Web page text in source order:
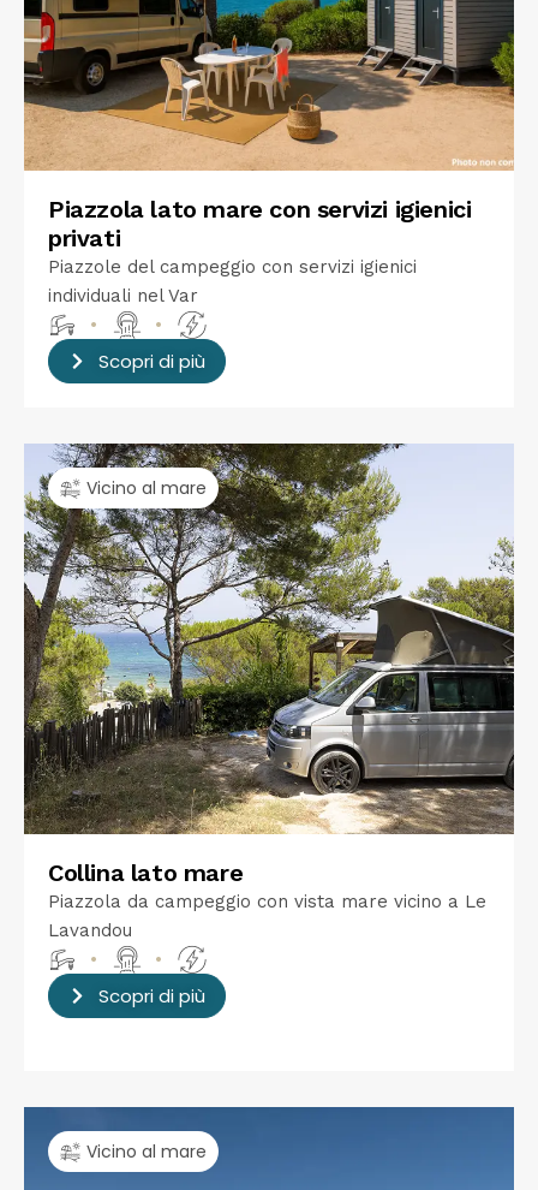
Piazzola lato mare con servizi igienici
privati
Piazzole del campeggio con servizi igienici
individuali nel Var
•
•
Scopri di più
Vicino al mare
Collina lato mare
Piazzola da campeggio con vista mare vicino a Le
Lavandou
•
•
Scopri di più
Vicino al mare